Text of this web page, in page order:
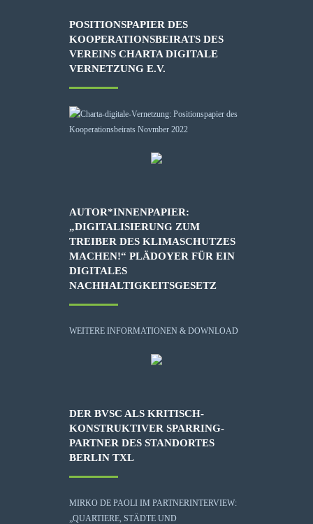
POSITIONSPAPIER DES
KOOPERATIONSBEIRATS DES
VEREINS CHARTA DIGITALE
VERNETZUNG E.V.
AUTOR*INNENPAPIER:
„DIGITALISIERUNG ZUM
TREIBER DES KLIMASCHUTZES
MACHEN!“ PLÄDOYER FÜR EIN
DIGITALES
NACHHALTIGKEITSGESETZ
WEITERE INFORMATIONEN & DOWNLOAD
DER BVSC ALS KRITISCH-
KONSTRUKTIVER SPARRING-
PARTNER DES STANDORTES
BERLIN TXL
MIRKO DE PAOLI IM PARTNERINTERVIEW:
„QUARTIERE, STÄDTE UND